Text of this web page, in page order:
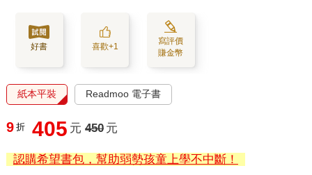
好書 喜歡+1
寫評價
賺金幣
紙本平裝 Readmoo 電子書
9 折 405 元 450 元
認購希望書包，幫助弱勢孩童上學不中斷！